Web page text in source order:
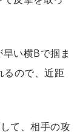
い横Bで掴ま
ので、近距
て、相手の攻